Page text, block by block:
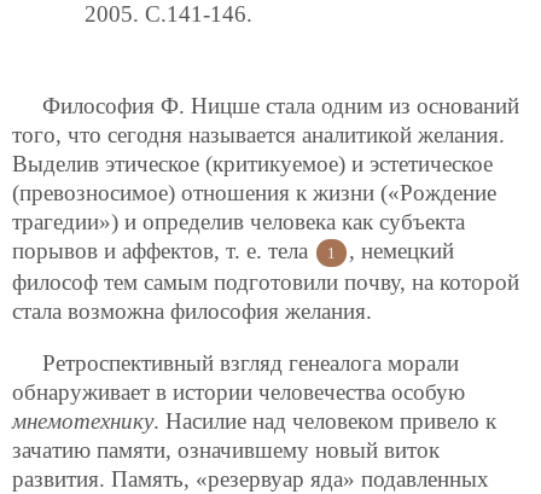
2005. C.141-146.
Философия Ф. Ницше стала одним из оснований
того, что сегодня называется аналитикой желания.
Выделив этическое (критикуемое) и эстетическое
(превозносимое) отношения к жизни («Рождение
трагедии») и определив человека как субъекта
порывов и аффектов, т. е. тела
1
, немецкий
философ тем самым подготовили почву, на которой
стала возможна философия желания.
Ретроспективный взгляд генеалога морали
обнаруживает в истории человечества особую
мнемотехнику. Насилие над человеком привело к
зачатию памяти, означившему новый виток
развития. Память, «резервуар яда» подавленных